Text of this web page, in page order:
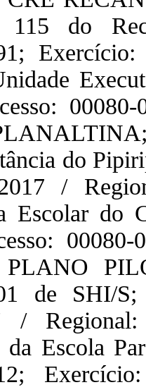
do
91;
do
/
Escolar do
de SHI/S;
/
Escola
12;